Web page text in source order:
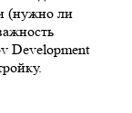
(нужно ли
Development